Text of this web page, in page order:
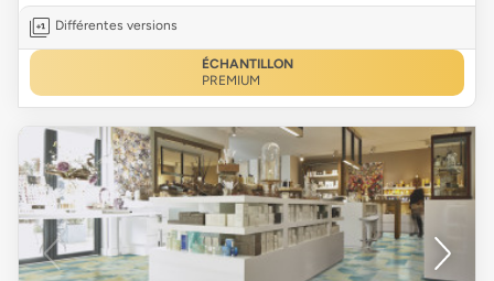
Différentes versions
ÉCHANTILLON
PREMIUM